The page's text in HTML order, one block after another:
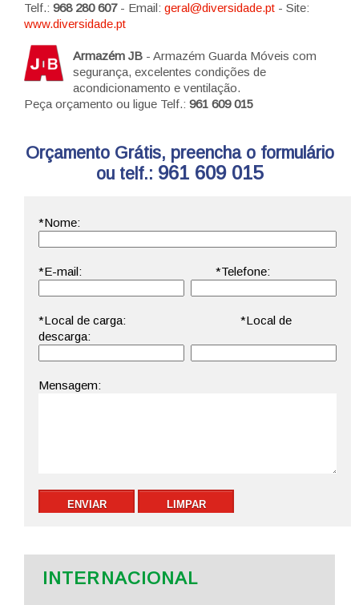
Telf.: 968 280 607- Email: geral@diversidade.pt - Site:
www.diversidade.pt
Armazém JB - Armazém Guarda Móveis com
segurança, excelentes condições de
acondicionamento e ventilação.
Peça orçamento ou ligue Telf.: 961 609 015
Orçamento Grátis, preencha o formulário
ou telf.: 961 609 015
INTERNACIONAL